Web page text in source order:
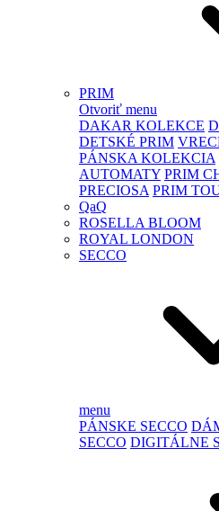
PRIM
Otvoriť menu
DAKAR KOLEKCE
DETSKÉ PRIM
PÁNSKA KOLEKCIA
AUTOMATY PRIM
PRECIOSA PRIM
QaQ
ROSELLA BLOOM
ROYAL LONDON
SECCO
menu
PÁNSKE SECCO
SECCO DIGITÁLNE